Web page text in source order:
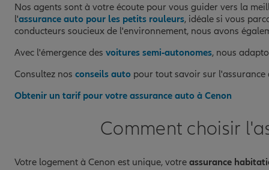
Nos agents sont à votre écoute pour vous guider vers la
l'assurance auto pour les petits rouleurs, idéale si vous
conducteurs soucieux de l'environnement, nous avons
Avec l'émergence des voitures semi-autonomes, nous
Consultez nos conseils auto pour tout savoir sur l'assurance
Obtenir un tarif pour votre assurance auto à Cenon
Comment choisir
Votre logement à Cenon est unique, votre assurance